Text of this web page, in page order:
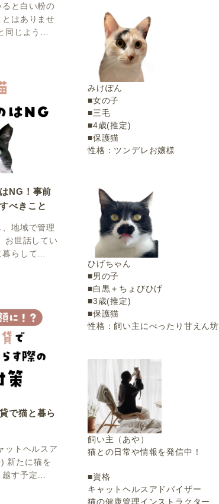
と白い粉の
はありませ
同じよう…
NG！事前
べきこと
地域で管理
お世話してい
らして…
で猫と暮ら
ットヘルスア
新たに猫を
す予定…
みけぽん
■女の子
■三毛
■4歳(推定)
■保護猫
性格：ツンデレお嬢様
ひげちゃん
■男の子
■白黒＋ちょびひげ
■3歳(推定)
■保護猫
性格：飼い主にべったり甘えん坊
飼い主（あや）
猫との日常や情報を発信中！
■資格
キャットヘルスアドバイザー
猫の健康管理インストラクター